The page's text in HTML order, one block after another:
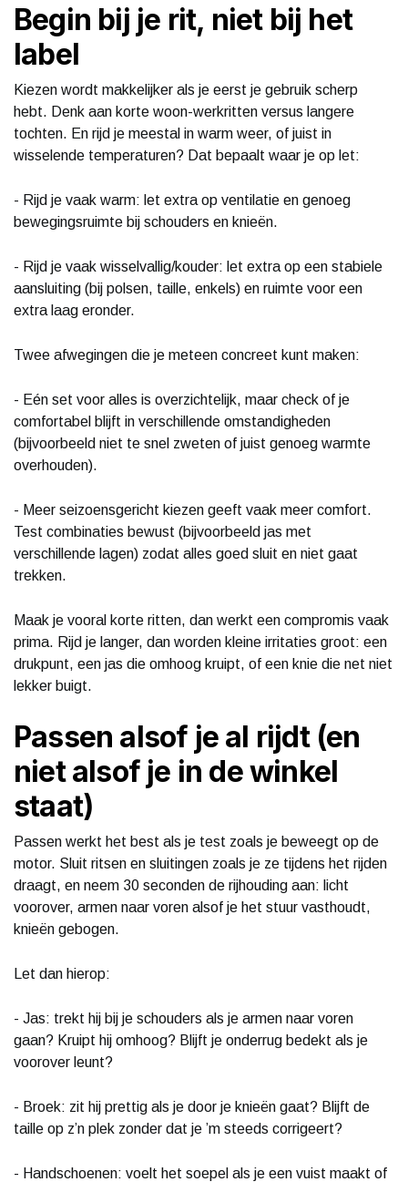
Begin bij je rit, niet bij het
label
Kiezen wordt makkelijker als je eerst je gebruik scherp
hebt. Denk aan korte woon-werkritten versus langere
tochten. En rijd je meestal in warm weer, of juist in
wisselende temperaturen? Dat bepaalt waar je op let:
- Rijd je vaak warm: let extra op ventilatie en genoeg
bewegingsruimte bij schouders en knieën.
- Rijd je vaak wisselvallig/kouder: let extra op een stabiele
aansluiting (bij polsen, taille, enkels) en ruimte voor een
extra laag eronder.
Twee afwegingen die je meteen concreet kunt maken:
- Eén set voor alles is overzichtelijk, maar check of je
comfortabel blijft in verschillende omstandigheden
(bijvoorbeeld niet te snel zweten of juist genoeg warmte
overhouden).
- Meer seizoensgericht kiezen geeft vaak meer comfort.
Test combinaties bewust (bijvoorbeeld jas met
verschillende lagen) zodat alles goed sluit en niet gaat
trekken.
Maak je vooral korte ritten, dan werkt een compromis vaak
prima. Rijd je langer, dan worden kleine irritaties groot: een
drukpunt, een jas die omhoog kruipt, of een knie die net niet
lekker buigt.
Passen alsof je al rijdt (en
niet alsof je in de winkel
staat)
Passen werkt het best als je test zoals je beweegt op de
motor. Sluit ritsen en sluitingen zoals je ze tijdens het rijden
draagt, en neem 30 seconden de rijhouding aan: licht
voorover, armen naar voren alsof je het stuur vasthoudt,
knieën gebogen.
Let dan hierop:
- Jas: trekt hij bij je schouders als je armen naar voren
gaan? Kruipt hij omhoog? Blijft je onderrug bedekt als je
voorover leunt?
- Broek: zit hij prettig als je door je knieën gaat? Blijft de
taille op z’n plek zonder dat je ’m steeds corrigeert?
- Handschoenen: voelt het soepel als je een vuist maakt of